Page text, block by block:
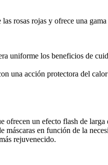
rosas rojas y ofrece una
uniforme los beneficios de
una acción protectora del
un efecto flash de
máscaras en función de la
rejuvenecido.